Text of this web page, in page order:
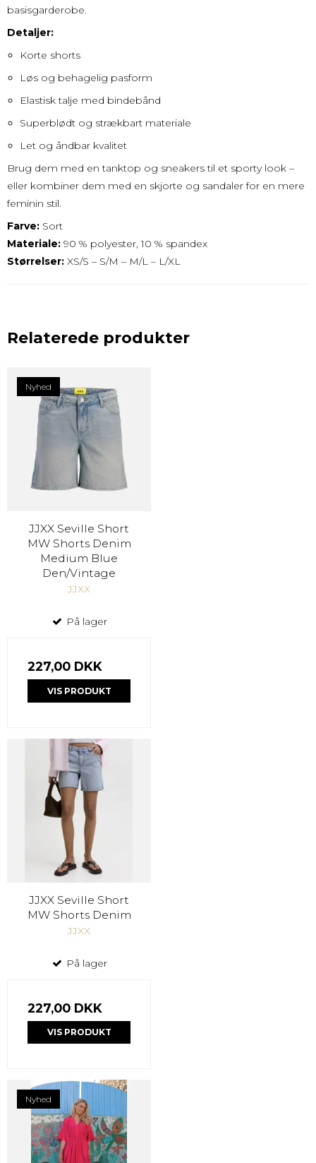
basisgarderobe.
Detaljer:
Korte shorts
Løs og behagelig pasform
Elastisk talje med bindebånd
Superblødt og strækbart materiale
Let og åndbar kvalitet
Brug dem med en tanktop og sneakers til et sporty look –
eller kombiner dem med en skjorte og sandaler for en mere
feminin stil.
Farve: Sort
Materiale: 90 % polyester, 10 % spandex
Størrelser: XS/S – S/M – M/L – L/XL
Relaterede produkter
Nyhed
JJXX Seville Short
MW Shorts Denim
Medium Blue
Den/Vintage
JJXX
På lager
227,00 DKK
VIS PRODUKT
JJXX Seville Short
MW Shorts Denim
JJXX
På lager
227,00 DKK
VIS PRODUKT
Nyhed